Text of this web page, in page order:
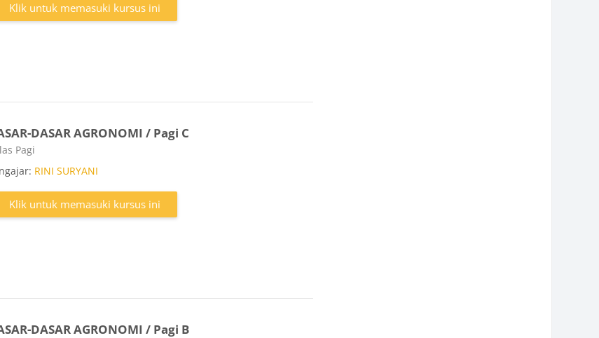
Klik untuk memasuki kursus ini
DASAR AGRONOMI / Pagi C
kursus
Pagi
RINI SURYANI
Klik untuk memasuki kursus ini
DASAR AGRONOMI / Pagi B